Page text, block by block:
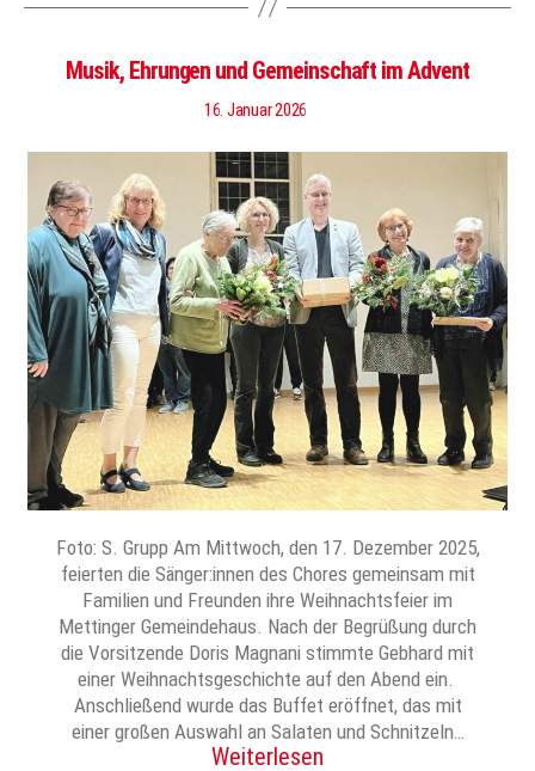
Musik, Ehrungen und Gemeinschaft im Advent
16. Januar 2026
Foto: S. Grupp Am Mittwoch, den 17. Dezember 2025,
feierten die Sänger:innen des Chores gemeinsam mit
Familien und Freunden ihre Weihnachtsfeier im
Mettinger Gemeindehaus. Nach der Begrüßung durch
die Vorsitzende Doris Magnani stimmte Gebhard mit
einer Weihnachtsgeschichte auf den Abend ein.
Anschließend wurde das Buffet eröffnet, das mit
einer großen Auswahl an Salaten und Schnitzeln…
Weiterlesen